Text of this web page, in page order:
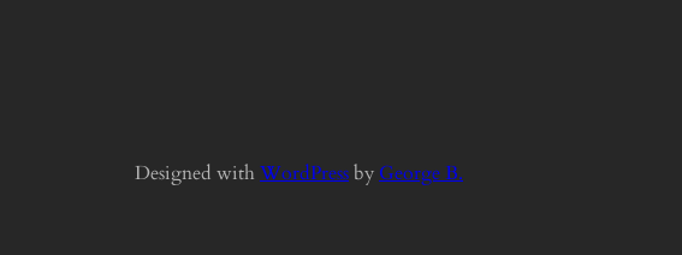
Designed with WordPressby George B.